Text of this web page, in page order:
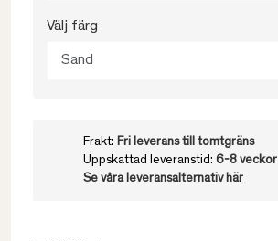
Välj färg
Sand
Frakt: Fri leverans till tomtgräns
Uppskattad leveranstid: 6-8 veckor
Se våra leveransalternativ här